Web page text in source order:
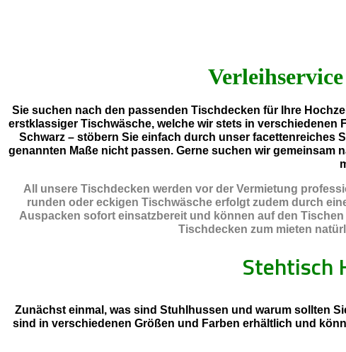
Sie suchen nach den passenden Tischdecken für Ihre
erstklassiger Tischwäsche, welche wir stets in verschiedenen
Schwarz – stöbern Sie einfach durch unser facettenreiches
genannten Maße nicht passen. Gerne suchen wir gemeinsam
All unsere Tischdecken werden vor der Vermietung
runden oder eckigen Tischwäsche erfolgt zudem durch
Auspacken sofort einsatzbereit und können auf den
Tischdecken zum mieten
Stehtisch
Zunächst einmal, was sind Stuhlhussen und warum sollten
sind in verschiedenen Größen und Farben erhältlich und